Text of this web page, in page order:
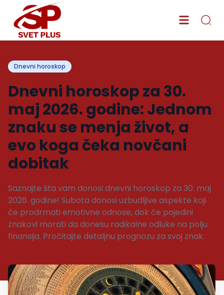
Dnevni horoskop
Dnevni horoskop za 30.
maj 2026. godine: Jednom
znaku se menja život, a
evo koga čeka novčani
dobitak
Saznajte šta vam donosi dnevni horoskop za 30. maj
2026. godine! Subota donosi uzbudljive aspekte koji
će prodrmati emotivne odnose, dok će pojedini
znakovi morati da donesu radikalne odluke na polju
finansija. Pročitajte detaljnu prognozu za svoj znak.